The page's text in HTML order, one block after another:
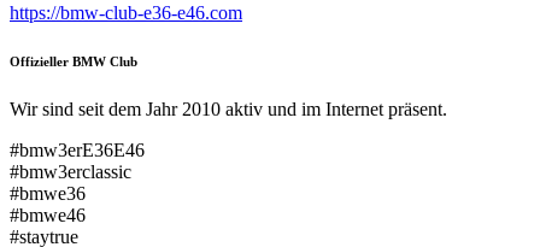
https://bmw-club-e36-e46.com
Offizieller BMW Club
Wir sind seit dem Jahr 2010 aktiv und im Internet präsent.
#bmw3erE36E46
#bmw3erclassic
#bmwe36
#bmwe46
#staytrue